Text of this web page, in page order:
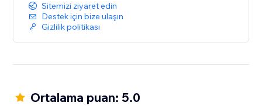
Sitemizi ziyaret edin
Destek için bize ulaşın
Gizlilik politikası
Ortalama puan: 5.0